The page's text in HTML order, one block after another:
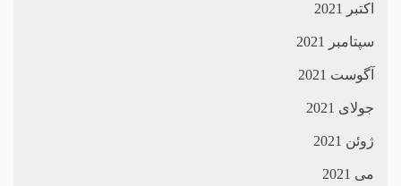
اکتبر 2021
سپتامبر 2021
آگوست 2021
جولای 2021
ژوئن 2021
می 2021